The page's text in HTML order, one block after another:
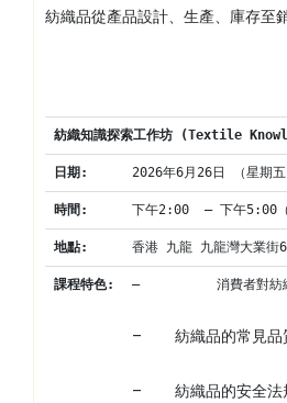
紡織品從產品設計、生產、庫存至
紡織知識探索工作坊 (Textile
日期: 2026年6月26日 （星期五
時間 : 下午2:00  – 下午5:00（
地點: 香港 九龍 九龍灣大業街
課程特色: –          消費者對紡
–          紡織品的常
–          紡織品的安